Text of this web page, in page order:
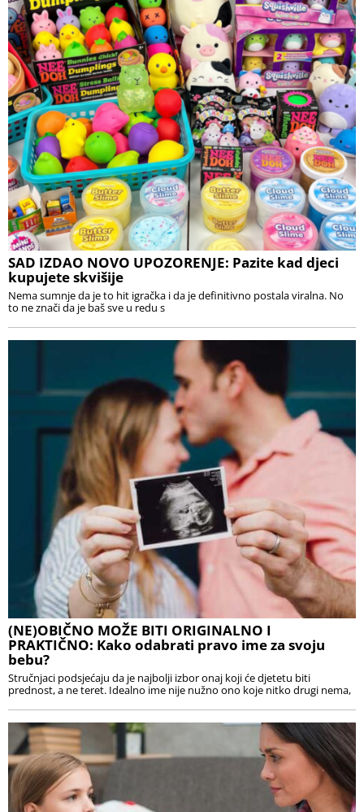
SAD IZDAO NOVO UPOZORENJE: Pazite kad djeci
kupujete skvišije
Nema sumnje da je to hit igračka i da je definitivno postala viralna. No
to ne znači da je baš sve u redu s
(NE)OBIČNO MOŽE BITI ORIGINALNO I
PRAKTIČNO: Kako odabrati pravo ime za svoju
bebu?
Stručnjaci podsjećaju da je najbolji izbor onaj koji će djetetu biti
prednost, a ne teret. Idealno ime nije nužno ono koje nitko drugi nema,